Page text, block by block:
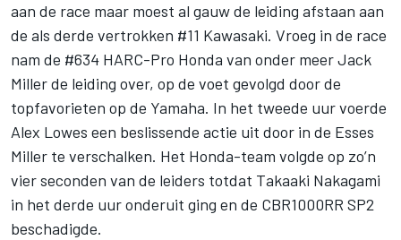
aan de race maar moest al gauw de leiding afstaan aan
de als derde vertrokken #11 Kawasaki. Vroeg in de race
nam de #634 HARC-Pro Honda van onder meer Jack
Miller de leiding over, op de voet gevolgd door de
topfavorieten op de Yamaha. In het tweede uur voerde
Alex Lowes een beslissende actie uit door in de Esses
Miller te verschalken. Het Honda-team volgde op zo’n
vier seconden van de leiders totdat Takaaki Nakagami
in het derde uur onderuit ging en de CBR1000RR SP2
beschadigde.